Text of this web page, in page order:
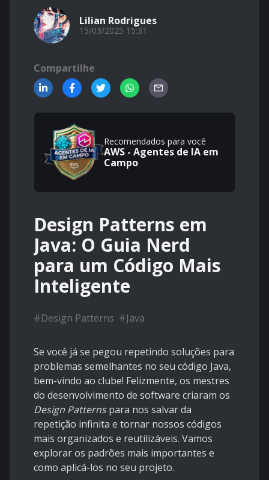
Lilian Rodrigues
15/03/2025 15:31
Compartilhe
Recomendados para você
AWS - Agentes de IA em
Campo
Design Patterns em
Java: O Guia Nerd
para um Código Mais
Inteligente
#Design Patterns #Java
Se você já se pegou repetindo soluções para
problemas semelhantes no seu código Java,
bem-vindo ao clube! Felizmente, os mestres
do desenvolvimento de software criaram os
Design Patternspara nos salvar da
repetição infinita e tornar nossos códigos
mais organizados e reutilizáveis. Vamos
explorar os padrões mais importantes e
como aplicá-los no seu projeto.